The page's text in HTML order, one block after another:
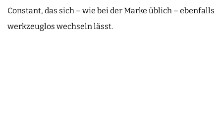
Constant, das sich – wie bei der Marke üblich – ebenfalls
werkzeuglos wechseln lässt.